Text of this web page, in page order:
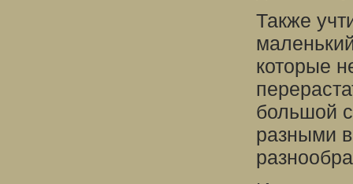
Также
которые
большой
разными